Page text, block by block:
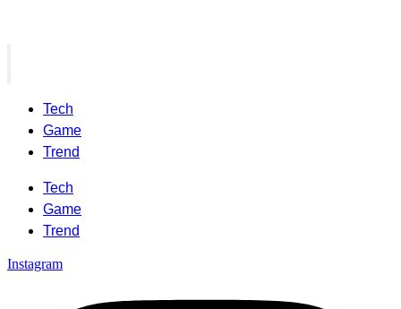
Tech
Game
Trend
Tech
Game
Trend
Instagram